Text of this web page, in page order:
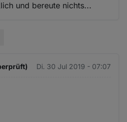
und bereute nichts...
Di. 30 Jul 2019 - 07:07